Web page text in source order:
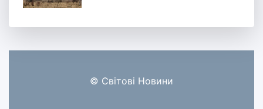
© Світові Новини